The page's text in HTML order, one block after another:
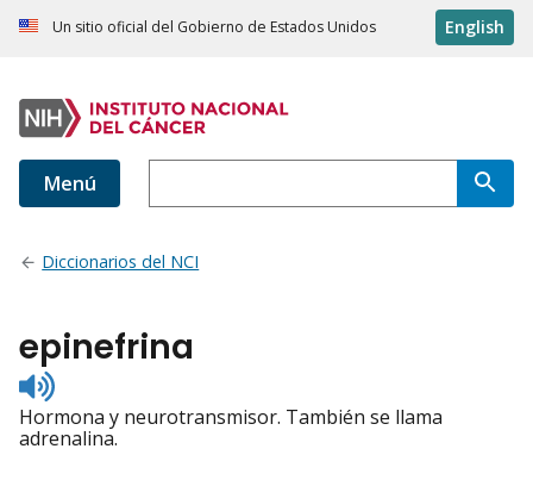
Un sitio oficial del Gobierno de Estados Unidos English
Menú
Diccionarios del NCI
epinefrina
Listen
to
pronunciation
Hormona y neurotransmisor. También se llama
adrenalina.